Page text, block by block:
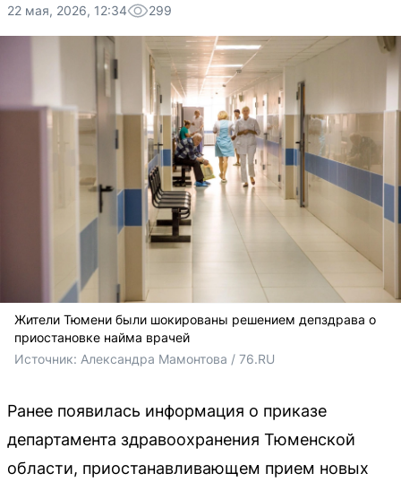
22 мая, 2026, 12:34 299
Жители Тюмени были шокированы решением депздрава о
приостановке найма врачей
Источник: Александра Мамонтова / 76.RU
Ранее появилась информация о приказе
департамента здравоохранения Тюменской
области, приостанавливающем прием новых